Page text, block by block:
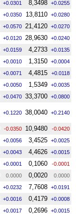
+0.0301 8,3498 +0.0255
+0.0350 13,8110 +0.0280
+0.0570 21,4120 +0.0270
+0.0120 28,9630 +0.0240
+0.0159 4,2733 +0.0135
+0.0010 1,3150 +0.0004
+0.0071 4,4815 +0.0118
+0.0050 1,5349 +0.0035
+0.0470 33,3700 +0.0800
+0.1220 38,0040 +0.2140
-0.0350 10,9480 -0.0420
+0.0056 3,4525 +0.0025
+0.0043 4,4626 +0.0015
+0.0001 0,1060 -0.0001
0.0000 0,0020 0.0000
+0.0232 7,7608 +0.0191
+0.0016 0,4179 +0.0008
+0.0017 0,2696 +0.0015